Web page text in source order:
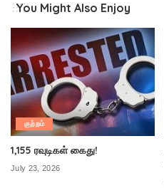
You Might Also Enjoy
குற்றம்
1,155 ரவுடிகள் கைது!
July 23, 2026